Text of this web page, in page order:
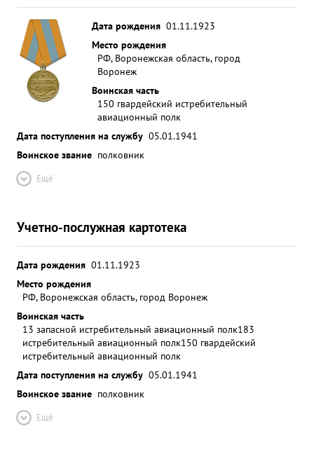
Дата рождения 01.11.1923
Место рождения
РФ, Воронежская область, город
Воронеж
Воинская часть
150 гвардейский истребительный
авиационный полк
Дата поступления на службу 05.01.1941
Воинское звание полковник
Ещё
Учетно-послужная картотека
Дата рождения 01.11.1923
Место рождения
РФ, Воронежская область, город Воронеж
Воинская часть
13 запасной истребительный авиационный полк183
истребительный авиационный полк150 гвардейский
истребительный авиационный полк
Дата поступления на службу 05.01.1941
Воинское звание полковник
Ещё